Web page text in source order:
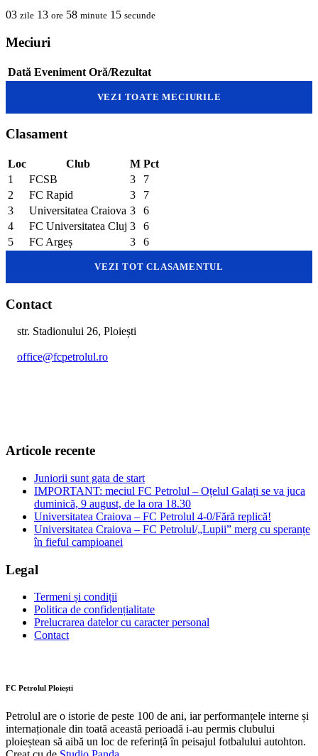
03 zile 13 ore 58 minute 15 secunde
Meciuri
Dată Eveniment Oră/Rezultat
VEZI TOATE MECIURILE
Clasament
Loc Club M Pct
1
FCSB 3
7
2
FC Rapid 3
7
3
Universitatea Craiova 3
6
4
FC Universitatea Cluj 3
6
5
FC Argeș 3 6
VEZI TOT CLASAMENTUL
Contact
str. Stadionului 26, Ploiești
office@fcpetrolul.ro
Articole recente
Juniorii sunt gata de start
IMPORTANT: meciul FC Petrolul – Oțelul Galați se va juca
duminică, 9 august, de la ora 18.30
Universitatea Craiova – FC Petrolul 4-0/Fără replică!
Universitatea Craiova – FC Petrolul/„Lupii” merg cu speranțe
în fieful campioanei
Legal
Termeni și condiții
Politica de confidențialitate
Prelucrarea datelor cu caracter personal
Contact
FC Petrolul Ploiești
Petrolul are o istorie de peste 100 de ani, iar performanțele interne și
internaționale din toată această perioadă i-au permis clubului
ploieștean să aibă un loc de referință în peisajul fotbalului autohton.